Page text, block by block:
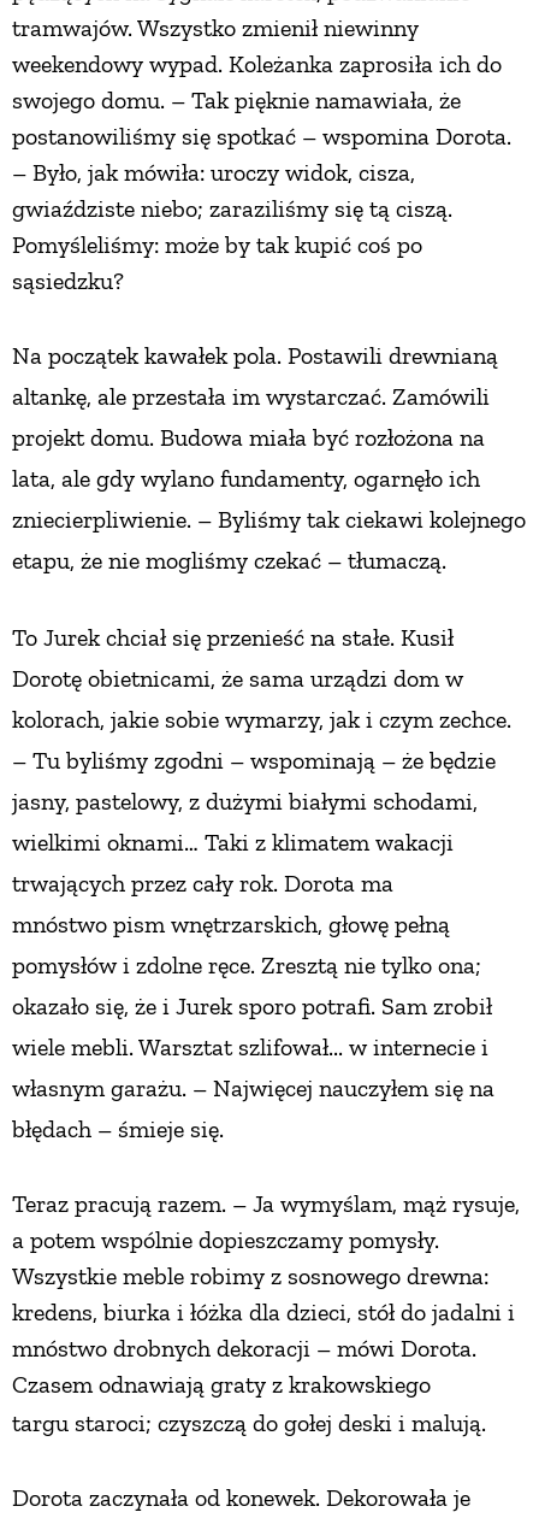
tramwajów. Wszystko zmienił niewinny
weekendowy wypad. Koleżanka zaprosiła ich do
swojego domu. – Tak pięknie namawiała, że
postanowiliśmy się spotkać – wspomina Dorota.
– Było, jak mówiła: uroczy widok, cisza,
gwiaździste niebo; zaraziliśmy się tą ciszą.
Pomyśleliśmy: może by tak kupić coś po
sąsiedzku?
Na początek kawałek pola. Postawili drewnianą
altankę, ale przestała im wystarczać. Zamówili
projekt domu. Budowa miała być rozłożona na
lata, ale gdy wylano fundamenty, ogarnęło ich
zniecierpliwienie. – Byliśmy tak ciekawi kolejnego
etapu, że nie mogliśmy czekać – tłumaczą.
To Jurek chciał się przenieść na stałe. Kusił
Dorotę obietnicami, że sama urządzi dom w
kolorach, jakie sobie wymarzy, jak i czym zechce.
– Tu byliśmy zgodni – wspominają – że będzie
jasny, pastelowy, z dużymi białymi schodami,
wielkimi oknami… Taki z klimatem wakacji
trwających przez cały rok. Dorota ma
mnóstwo pism wnętrzarskich, głowę pełną
pomysłów i zdolne ręce. Zresztą nie tylko ona;
okazało się, że i Jurek sporo potrafi. Sam zrobił
wiele mebli. Warsztat szlifował... w internecie i
własnym garażu. – Najwięcej nauczyłem się na
błędach – śmieje się.
Teraz pracują razem. – Ja wymyślam, mąż rysuje,
a potem wspólnie dopieszczamy pomysły.
Wszystkie meble robimy z sosnowego drewna:
kredens, biurka i łóżka dla dzieci, stół do jadalni i
mnóstwo drobnych dekoracji – mówi Dorota.
Czasem odnawiają graty z krakowskiego
targu staroci; czyszczą do gołej deski i malują.
Dorota zaczynała od konewek. Dekorowała je
ŚNIADANIA
PRZYSTAWKI
ZUPY
DANIA GŁÓWNE
DODATKI
PRZETWORY
INNE